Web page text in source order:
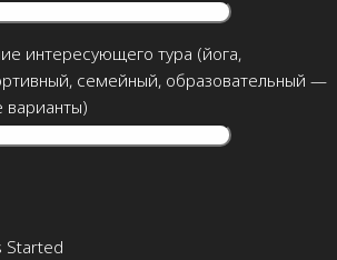
интересующего тура (йога,
семейный, образовательный —
Started